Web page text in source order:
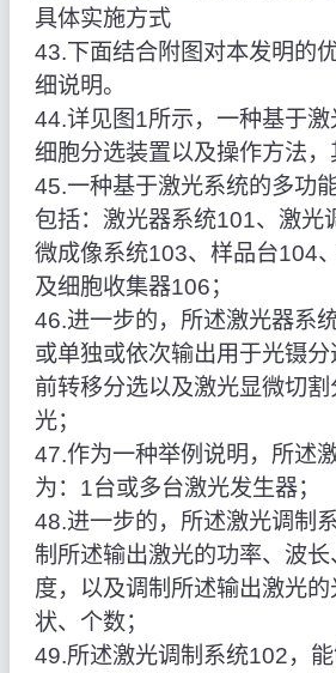
具体实施方式
43.下面结合附图对本发明的
细说明。
44.详见图1所示，一种基于
细胞分选装置以及操作方法，
45.一种基于激光系统的多功
包括：激光器系统101、激光
微成像系统103、样品台104
及细胞收集器106；
46.进一步的，所述激光器系
或单独或依次输出用于光镊
前转移分选以及激光显微切
光；
47.作为一种举例说明，所述
为：1台或多台激光发生器；
48.进一步的，所述激光调制
制所述输出激光的功率、波
度，以及调制所述输出激光
状、个数；
49.所述激光调制系统102，